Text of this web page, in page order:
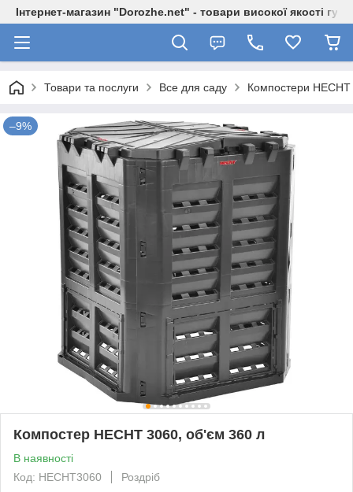
Інтернет-магазин "Dorozhe.net" - товари високої якості
Товари та послуги Все для саду Компостери HECHT
–9%
Компостер HECHT 3060, об'єм 360 л
В наявності
Код: HECHT3060
Роздріб